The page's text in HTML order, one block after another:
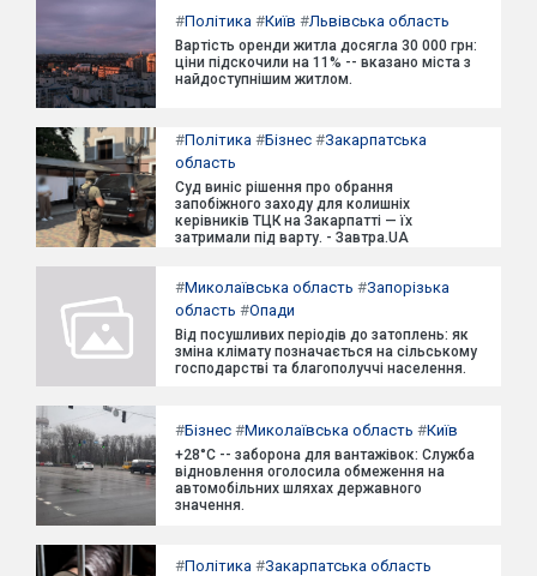
#Політика #Київ #Львівська область
Вартість оренди житла досягла 30 000 грн:
ціни підскочили на 11% -- вказано міста з
найдоступнішим житлом.
#Політика #Бізнес #Закарпатська
область
Суд виніс рішення про обрання
запобіжного заходу для колишніх
керівників ТЦК на Закарпатті — їх
затримали під варту. - Завтра.UA
#Миколаївська область #Запорізька
область #Опади
Від посушливих періодів до затоплень: як
зміна клімату позначається на сільському
господарстві та благополуччі населення.
#Бізнес #Миколаївська область #Київ
+28°C -- заборона для вантажівок: Служба
відновлення оголосила обмеження на
автомобільних шляхах державного
значення.
#Політика #Закарпатська область